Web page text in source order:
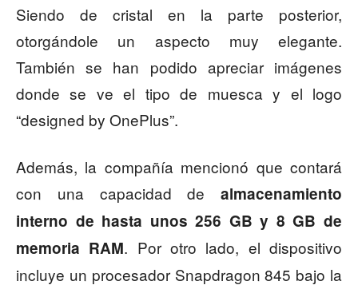
Siendo de cristal en la parte posterior,
otorgándole un aspecto muy elegante.
También se han podido apreciar imágenes
donde se ve el tipo de muesca y el logo
“designed by OnePlus”.
Además, la compañía mencionó que contará
con una capacidad de almacenamiento
interno de hasta unos 256 GB y 8 GB de
memoria RAM. Por otro lado, el dispositivo
incluye un procesador Snapdragon 845 bajo la